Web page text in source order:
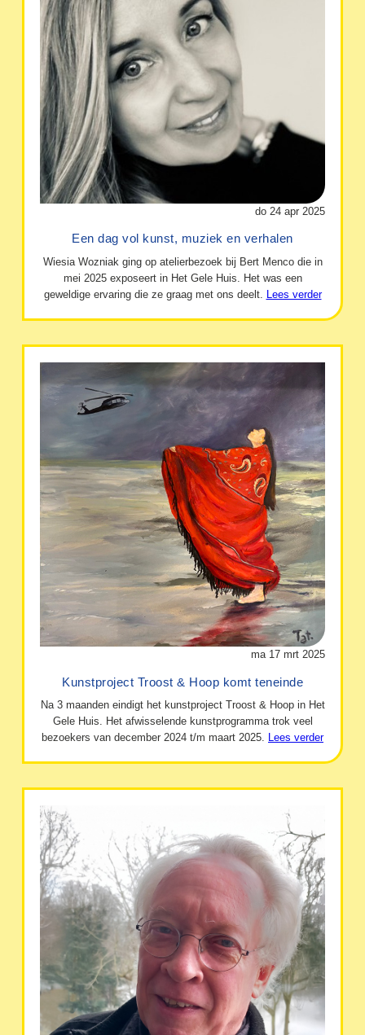
do 24 apr 2025
Een dag vol kunst, muziek en verhalen
Wiesia Wozniak ging op atelierbezoek bij Bert Menco die in
mei 2025 exposeert in Het Gele Huis. Het was een
geweldige ervaring die ze graag met ons deelt.
Lees verder
ma 17 mrt 2025
Kunstproject Troost & Hoop komt teneinde
Na 3 maanden eindigt het kunstproject Troost & Hoop in Het
Gele Huis. Het afwisselende kunstprogramma trok veel
bezoekers van december 2024 t/m maart 2025. Lees verder